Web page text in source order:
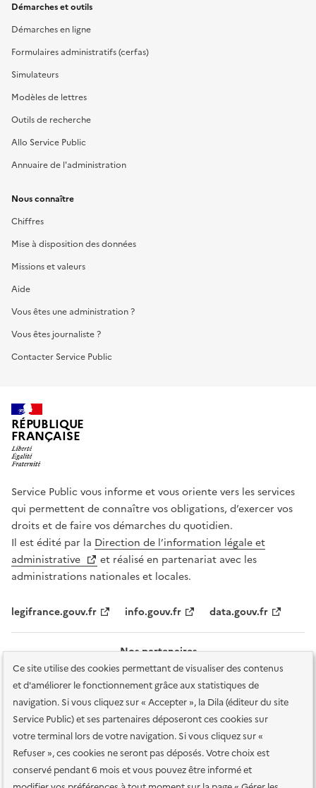
Ce site utilise des cookies permettant de visualiser des contenus
et d'améliorer le fonctionnement grâce aux statistiques de
navigation. Si vous cliquez sur « Accepter », la Dila (éditeur du site
Service Public) et ses partenaires déposeront ces cookies sur
votre terminal lors de votre navigation. Si vous cliquez sur «
Refuser », ces cookies ne seront pas déposés. Votre choix est
conservé pendant 6 mois et vous pouvez être informé et
Démarches et outils
Démarches en ligne
Formulaires administratifs (cerfas)
Simulateurs
Modèles de lettres
Outils de recherche
Allo Service Public
Annuaire de l'administration
Nous connaître
Chiffres
Mise à disposition des données
Missions et valeurs
Aide
Vous êtes une administration ?
Vous êtes journaliste ?
Contacter Service Public
RÉPUBLIQUE
FRANÇAISE
Service Public vous informe et vous oriente vers les services
qui permettent de connaître vos obligations, d’exercer vos
droits et de faire vos démarches du quotidien.
Il est édité par la Direction de l’information légale et
administrative
et réalisé en partenariat avec les
administrations nationales et locales.
legifrance.gouv.fr info.gouv.fr data.gouv.fr
Nos partenaires
Plan du site Accessibilité : totalement conforme
Accessibilité des
services en ligne Mentions légales Données personnelles et sécurité